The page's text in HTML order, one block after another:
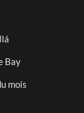
Bay
mois